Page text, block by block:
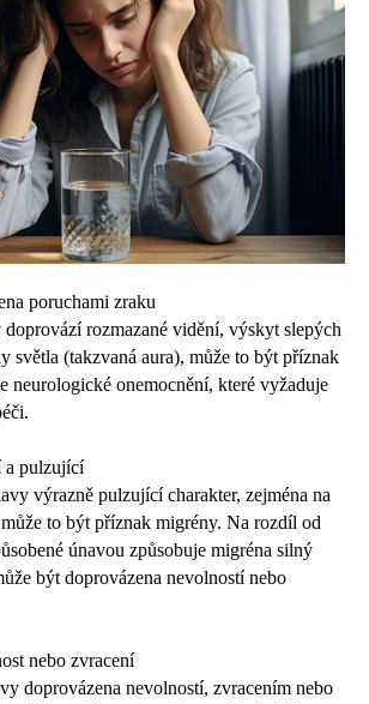
poruchami zraku
rozmazané vidění, výskyt slepých
světla (takzvaná aura), může to být příznak
neurologické onemocnění, které vyžaduje
a pulzující
výrazně pulzující charakter, zejména na
to být příznak migrény. Na rozdíl od
únavou způsobuje migréna silný
být doprovázena nevolností nebo
nebo zvracení
doprovázena nevolností, zvracením nebo